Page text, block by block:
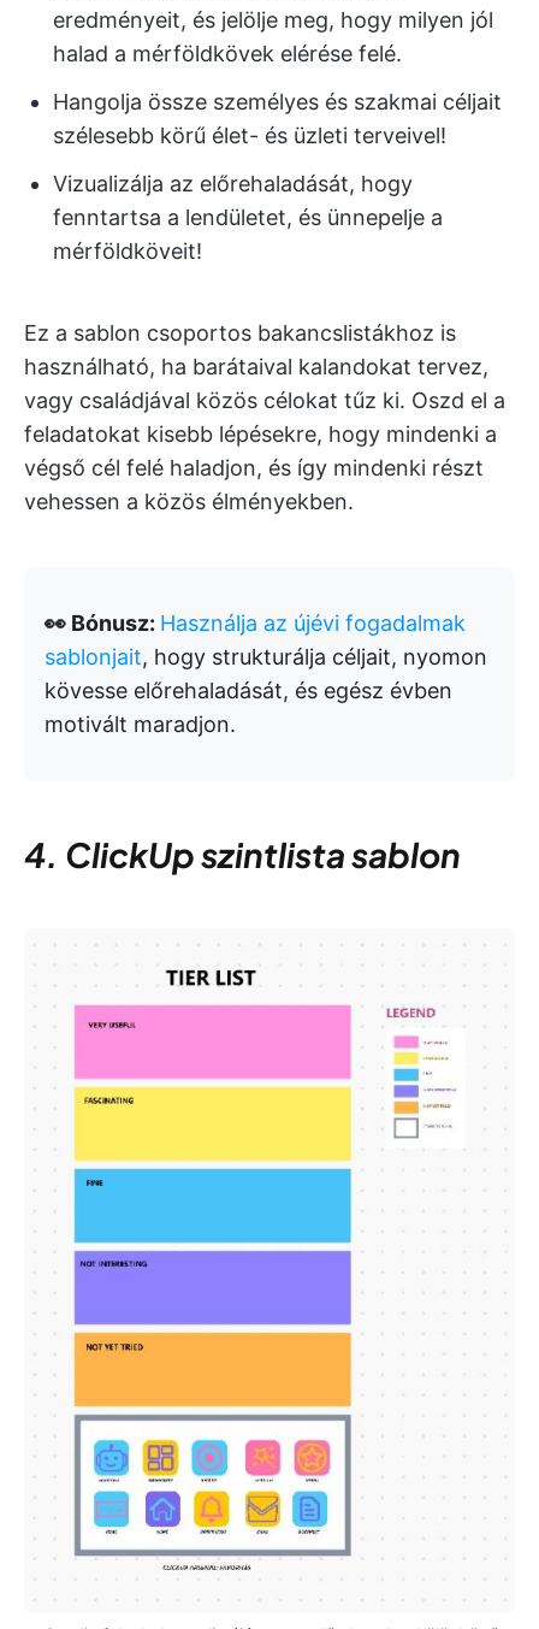
eredményeit, és jelölje meg, hogy milyen jól
halad a mérföldkövek elérése felé.
Hangolja össze személyes és szakmai céljait
szélesebb körű élet- és üzleti terveivel!
Vizualizálja az előrehaladását, hogy
fenntartsa a lendületet, és ünnepelje a
mérföldköveit!
Ez a sablon csoportos bakancslistákhoz is
használható, ha barátaival kalandokat tervez,
vagy családjával közös célokat tűz ki. Oszd el a
feladatokat kisebb lépésekre, hogy mindenki a
végső cél felé haladjon, és így mindenki részt
vehessen a közös élményekben.
👀 Bónusz: Használja az újévi fogadalmak
sablonjait, hogy strukturálja céljait, nyomon
kövesse előrehaladását, és egész évben
motivált maradjon.
4. ClickUp szintlista sablon